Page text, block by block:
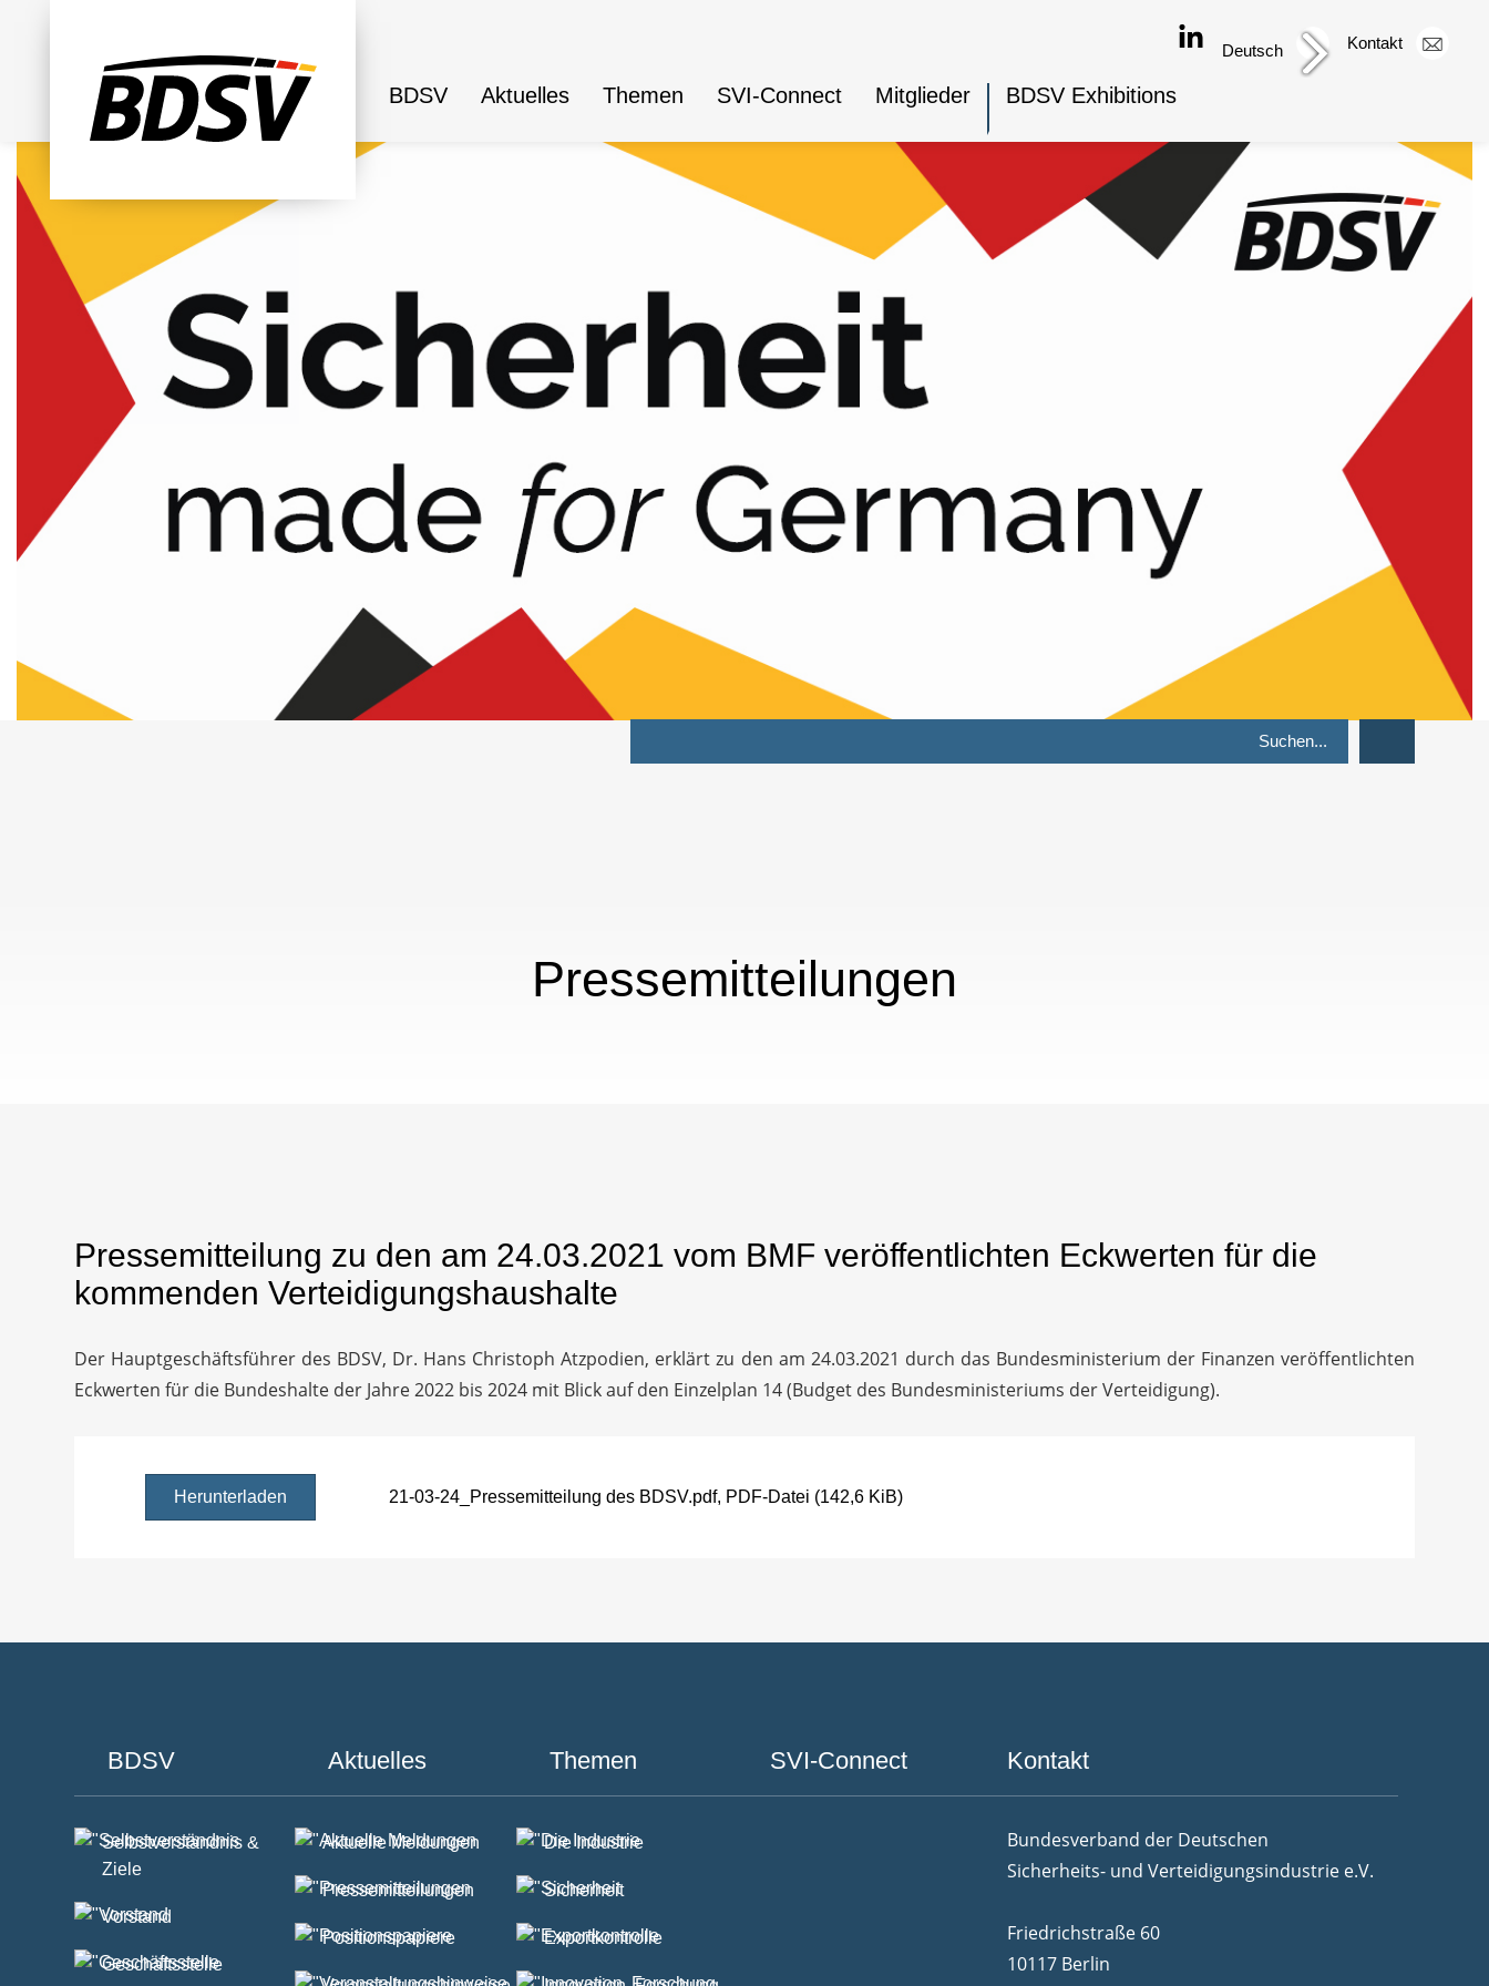
BDSV Aktuelles Themen SVI-Connect Mitglieder BDSV Exhibitions
Deutsch Kontakt
Pressemitteilungen
Pressemitteilung zu den am 24.03.2021 vom BMF veröffentlichten Eckwerten für die
kommenden Verteidigungshaushalte
Der Hauptgeschäftsführer des BDSV, Dr. Hans Christoph Atzpodien, erklärt zu den am 24.03.2021 durch das Bundesministerium der Finanzen veröffentlichten
Eckwerten für die Bundeshalte der Jahre 2022 bis 2024 mit Blick auf den Einzelplan 14 (Budget des Bundesministeriums der Verteidigung).
Herunterladen 21-03-24_Pressemitteilung des BDSV.pdf, PDF-Datei (142,6 KiB)
BDSV
Selbstverständnis &
Ziele
Vorstand
Geschäftsstelle
Aktuelles
Aktuelle Meldungen
Pressemitteilungen
Positionspapiere
Themen
Die Industrie
Sicherheit
Exportkontrolle
SVI-Connect Kontakt
Bundesverband der Deutschen
Sicherheits- und Verteidigungsindustrie e.V.
Friedrichstraße 60
10117 Berlin